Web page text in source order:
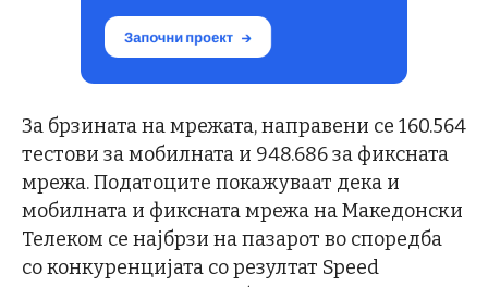
За брзината на мрежата, направени се 160.564
тестови за мобилната и 948.686 за фиксната
мрежа. Податоците покажуваат дека и
мобилната и фиксната мрежа на Македонски
Телеком се најбрзи на пазарот во споредба
со конкуренцијата со резултат Speed